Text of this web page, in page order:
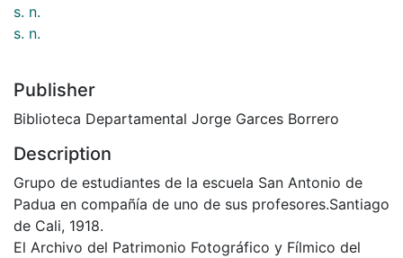
s. n.
s. n.
Publisher
Biblioteca Departamental Jorge Garces Borrero
Description
Grupo de estudiantes de la escuela San Antonio de
Padua en compañía de uno de sus profesores.Santiago
de Cali, 1918.
El Archivo del Patrimonio Fotográfico y Fílmico del